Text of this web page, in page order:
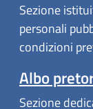
Sezione
personali
condizioni
Albo
Sezione